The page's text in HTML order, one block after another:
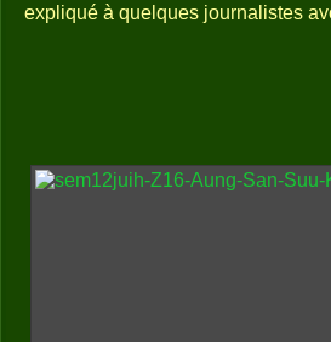
expliqué à quelques journalistes